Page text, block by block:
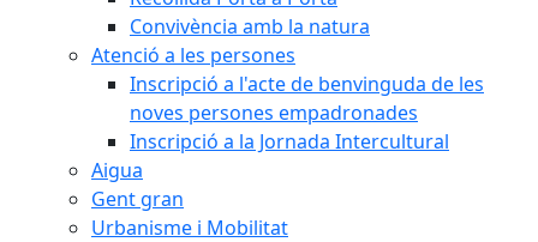
Convivència amb la natura
Atenció a les persones
Inscripció a l'acte de benvinguda de les
noves persones empadronades
Inscripció a la Jornada Intercultural
Aigua
Gent gran
Urbanisme i Mobilitat